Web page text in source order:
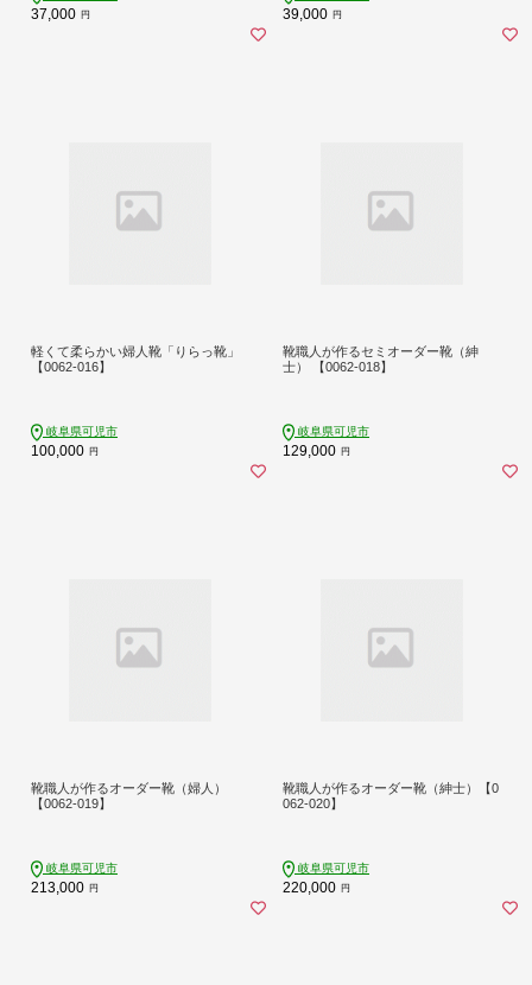
37,000 円 39,000 円
軽くて柔らかい婦人靴「りらっ靴」
【0062-016】
岐阜県可児市
100,000 円
靴職人が作るセミオーダー靴（紳
士） 【0062-018】
岐阜県可児市
129,000 円
靴職人が作るオーダー靴（婦人）
【0062-019】
岐阜県可児市
213,000 円
靴職人が作るオーダー靴（紳士）【0
062-020】
岐阜県可児市
220,000 円